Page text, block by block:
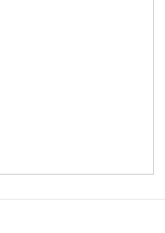
82017 6214
do 3 - 8 dní